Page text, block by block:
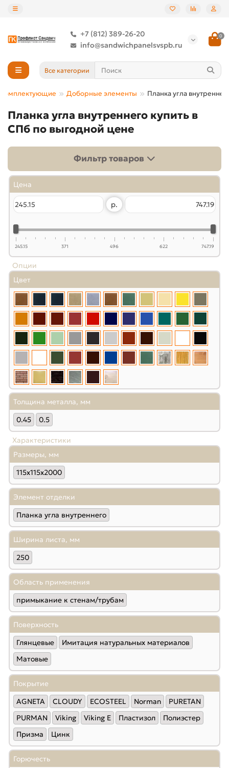
+7 (812) 389-26-20
info@sandwichpanelsvspb.ru
0
Все категории
Комплектующие Доборные элементы Планка угла
Планка угла внутреннего купить в
СПб по выгодной цене
Фильтр товаров
Цена
р.
245.15 371 496 622 747.19
Опции
Цвет
Толщина металла, мм
0.45
0.5
Характеристики
Размеры, мм
115х115х2000
Элемент отделки
Планка угла внутреннего
Ширина листа, мм
250
Область применения
примыкание к стенам/трубам
Поверхность
Глянцевые
Имитация натуральных материалов
Матовые
Покрытие
AGNETA
CLOUDY ECOSTEEL Norman
PURETAN
PURMAN
Viking Viking E Пластизол
Полиэстер
Призма
Цинк
Горючесть